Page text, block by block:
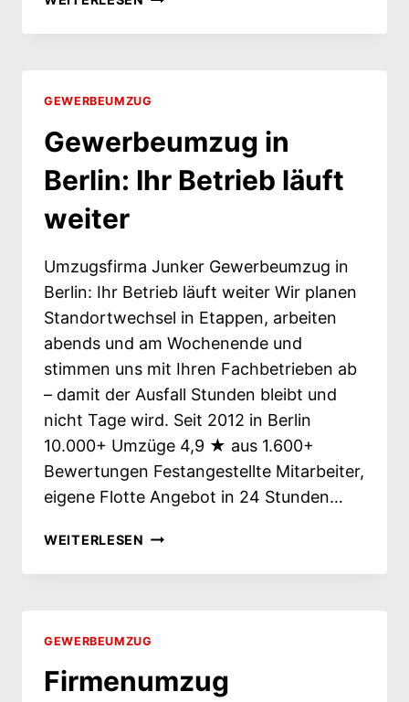
HÄNGEN
RÄUMEN,
AM
GEWERBEUMZUG
Gewerbeumzug in
Berlin: Ihr Betrieb läuft
weiter
Umzugsfirma Junker Gewerbeumzug in
Berlin: Ihr Betrieb läuft weiter Wir planen
Standortwechsel in Etappen, arbeiten
abends und am Wochenende und
stimmen uns mit Ihren Fachbetrieben ab
– damit der Ausfall Stunden bleibt und
nicht Tage wird. Seit 2012 in Berlin
10.000+ Umzüge 4,9 ★ aus 1.600+
Bewertungen Festangestellte Mitarbeiter,
eigene Flotte Angebot in 24 Stunden…
WEITERLESEN GEWERBEUMZUG
BERLIN:
LÄUFT
GEWERBEUMZUG
Firmenumzug